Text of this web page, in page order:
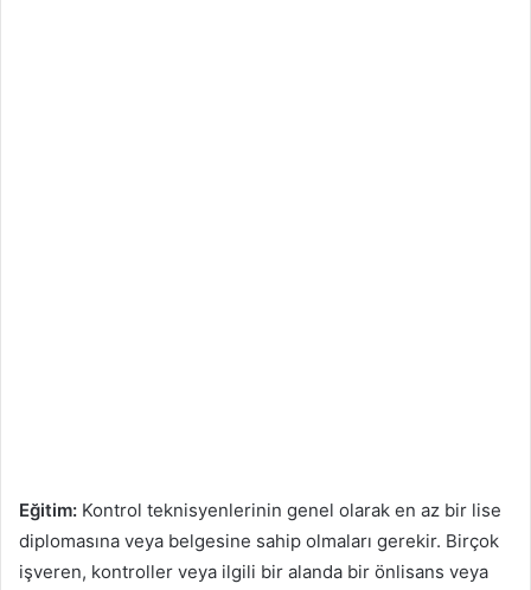
Eğitim: Kontrol teknisyenlerinin genel olarak en az bir lise
diplomasına veya belgesine sahip olmaları gerekir. Birçok
işveren, kontroller veya ilgili bir alanda bir önlisans veya